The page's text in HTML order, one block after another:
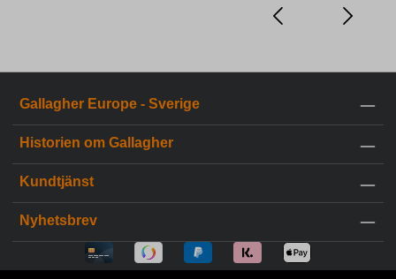
Gallagher Europe - Sverige
Historien om Gallagher
Kundtjänst
Nyhetsbrev